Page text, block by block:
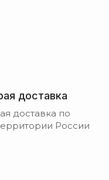
доставка
доставка по
России